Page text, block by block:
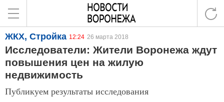
ЖКХ, Стройка 12:24 26 марта 2018
Исследователи: Жители Воронежа ждут
повышения цен на жилую
недвижимость
Публикуем результаты исследования